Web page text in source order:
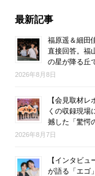
最新記事
福原遥＆細田
直接回答。福
の星が降る丘
2026年8月8日
【会見取材
くの収録現場
撼した「驚愕
2026年8月7日
【インタビ
が語る「エゴ